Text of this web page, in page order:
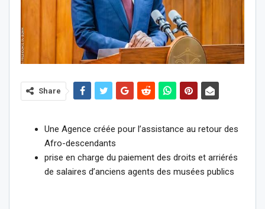
Share
Une Agence créée pour l’assistance au retour des
Afro-descendants
prise en charge du paiement des droits et arriérés
de salaires d’anciens agents des musées publics